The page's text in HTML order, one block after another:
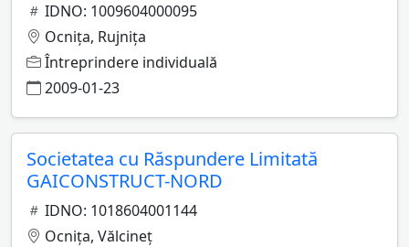
IDNO: 1009604000095
Ocniţa, Rujniţa
Întreprindere individuală
2009-01-23
Societatea cu Răspundere Limitată
GAICONSTRUCT-NORD
IDNO: 1018604001144
Ocniţa, Vălcineţ